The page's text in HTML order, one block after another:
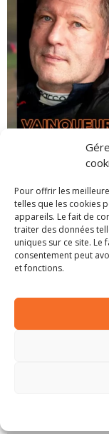
Pour offrir les
telles que les cookies
appareils. Le fait de
traiter des données
uniques sur ce site.
consentement peut
et fonctions.
Photos :
BRC
Rallye des
ARTICLES